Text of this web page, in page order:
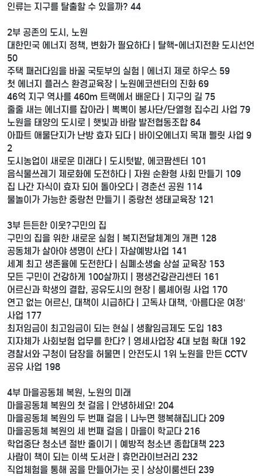
인류는 지구를 탈출할 수 있을까? 44
2부 공존의 도시, 노원
대한민국 에너지 정책, 변화가 필요하다 | 탈핵-에너지전환 도시선언
50
주택 패러다임을 바꿀 국토부의 실험 | 에너지 제로 하우스 59
첫 에너지 플러스 환경교육장 | 노원에코센터의 진화 69
46억 지구 역사를 460m 트랙에서 배운다 | 지구의 길 75
줄줄 새는 에너지를 잡아라 | 뽁뽁이 봉사단/단열형 집수리 사업 79
노원을 태양의 도시로 | 햇빛과 바람 발전협동조합 84
아파트 애물단지가 난방 효자 되다 | 바이오에너지 목재 펠릿 사업 9
2
도시농업이 새로운 미래다 | 도시텃밭, 에코팜센터 101
음식물쓰레기 제로화에 도전하다 | 자원 순환형 사회 만들기 109
집 나간 자식이 효자 되어 돌아오다 | 경춘선 공원 114
물놀이가 가능한 중랑천 만들기 | 중랑천 생태교육장 121
3부 든든한 이웃?구민의 집
구민의 집을 위한 새로운 실험 | 복지전달체계의 개편 128
공동체가 살아야 생명이 산다 | 자살예방사업 141
세계 최고 생존율에 도전한다 | 심폐소생술 상설 교육장 153
모든 구민이 건강하게 100살까지 | 평생건강관리센터 161
어르신과 학생의 결합, 공유도시의 현장 | 룸셰어링 사업 170
연고 없는 어르신, 대책이 시급하다 | 고독사 대책, ‘아름다운 여정’
사업 177
최저임금이 최고임금이 되는 현실 | 생활임금제도 도입 183
지자체가 사회보험 업무를 한다? | 영세사업장 4대 보험 확대 192
경찰서와 구청이 담장을 허물면 | 안전도시 1위 노원을 만든 CCTV
공유 사업 198
4부 마을공동체 복원, 노원의 미래
마을공동체 복원의 첫 걸음 | 안녕하세요! 204
마을공동체 복원의 두 번째 걸음 | 나누면 행복해집니다 209
마을공동체 복원의 세 번째 걸음 | 마을이 학교다 216
학업중단 청소년 절반 줄이기 | 예방적 청소년 종합대책 223
사람이 책이 되는 이색 도서관 | 휴먼라이브러리 232
직업체험을 통해 꿈을 만들어가는 곳 | 상상이룸센터 239